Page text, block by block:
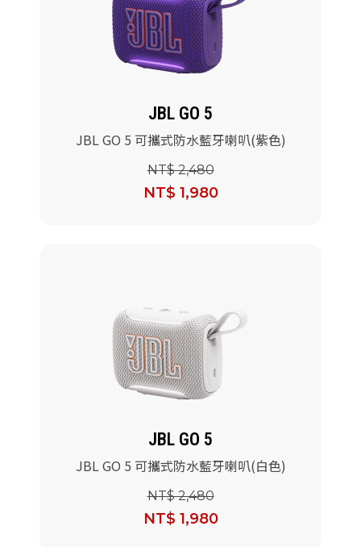
JBL GO 5
JBL GO 5 可攜式防水藍牙喇叭(紫色)
NT$ 2,480
NT$ 1,980
JBL GO 5
JBL GO 5 可攜式防水藍牙喇叭(白色)
NT$ 2,480
NT$ 1,980